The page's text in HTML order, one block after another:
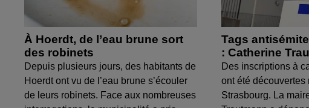
À Hoerdt, de l’eau brune sort
des robinets
Depuis plusieurs jours, des habitants de
Hoerdt ont vu de l’eau brune s’écouler
de leurs robinets. Face aux nombreuses
Tags
: Catherine
Des inscriptions à
ont été découvertes
Strasbourg. La